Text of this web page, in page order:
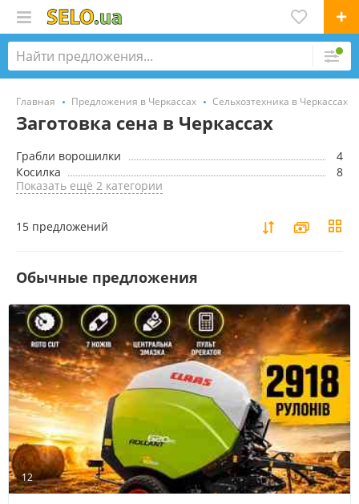
Главная Предложения в Черкассах Сельхозтехника в Черкассах
Заготовка сена в Черкассах
Грабли ворошилки
4
Косилка
8
Показать ещё 2 категории
15 предложений
Обычные предложения
12